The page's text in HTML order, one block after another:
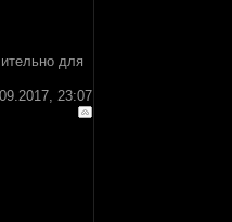
для
23:07